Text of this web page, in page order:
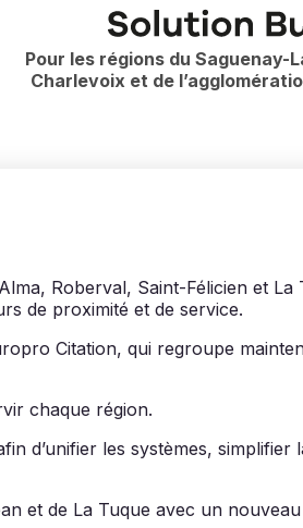
Hamster — Solution
Pour les régions du Saguenay-
Charlevoix et de
Roberval, Saint-Félicien et La
de proximité et de service.
Citation, qui regroupe
chaque région.
d’unifier les systèmes, simplifier
et de La Tuque avec un